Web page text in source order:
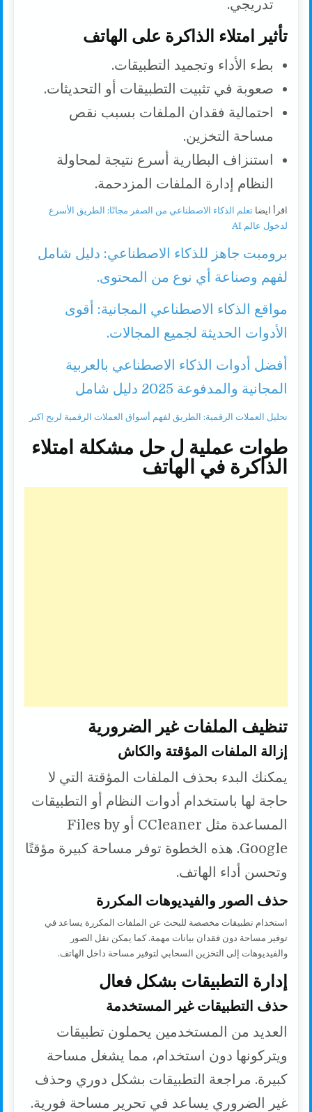
تدريجي.
تأثير امتلاء الذاكرة على الهاتف
بطء الأداء وتجميد التطبيقات.
صعوبة في تثبيت التطبيقات أو التحديثات.
احتمالية فقدان الملفات بسبب نقص
مساحة التخزين.
استنزاف البطارية أسرع نتيجة لمحاولة
النظام إدارة الملفات المزدحمة.
اقرأ ايضاتعلم الذكاء الاصطناعي من الصفر مجانًا: الطريق الأسرع
لدخول عالم AI
برومبت جاهز للذكاء الاصطناعي: دليل شامل
لفهم وصناعة أي نوع من المحتوى.
مواقع الذكاء الاصطناعي المجانية: أقوى
الأدوات الحديثة لجميع المجالات.
أفضل أدوات الذكاء الاصطناعي بالعربية
المجانية والمدفوعة 2025 دليل شامل
تحليل العملات الرقمية: الطريق لفهم أسواق العملات الرقمية لربح اكبر
طوات عملية ل حل مشكلة امتلاء
الذاكرة في الهاتف
تنظيف الملفات غير الضرورية
إزالة الملفات المؤقتة والكاش
يمكنك البدء بحذف الملفات المؤقتة التي لا
حاجة لها باستخدام أدوات النظام أو التطبيقات
المساعدة مثل CCleaner أو Files by
Google. هذه الخطوة توفر مساحة كبيرة مؤقتًا
وتحسن أداء الهاتف.
حذف الصور والفيديوهات المكررة
استخدام تطبيقات مخصصة للبحث عن الملفات المكررة يساعد في
توفير مساحة دون فقدان بيانات مهمة. كما يمكن نقل الصور
والفيديوهات إلى التخزين السحابي لتوفير مساحة داخل الهاتف.
إدارة التطبيقات بشكل فعال
حذف التطبيقات غير المستخدمة
العديد من المستخدمين يحملون تطبيقات
ويتركونها دون استخدام، مما يشغل مساحة
كبيرة. مراجعة التطبيقات بشكل دوري وحذف
غير الضروري يساعد في تحرير مساحة فورية.